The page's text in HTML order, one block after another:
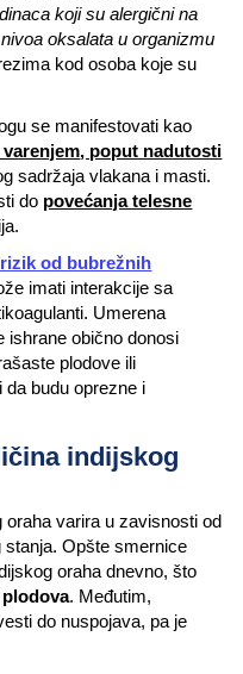
koji su alergični na
oksalata u organizmu
kod osoba koje su
se manifestovati kao
, poput nadutosti
sadržaja vlakana i masti.
do povećanja telesne
od bubrežnih
imati interakcije sa
Umerena
ishrane obično donosi
plodove ili
budu oprezne i
indijskog
oraha varira u zavisnosti od
stanja. Opšte smernice
oraha dnevno, što
plodova. Međutim,
do nuspojava, pa je